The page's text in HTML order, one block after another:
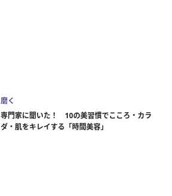
磨く
専門家に聞いた！ 10の美習慣でこころ・カラ
ダ・肌をキレイする「時間美容」